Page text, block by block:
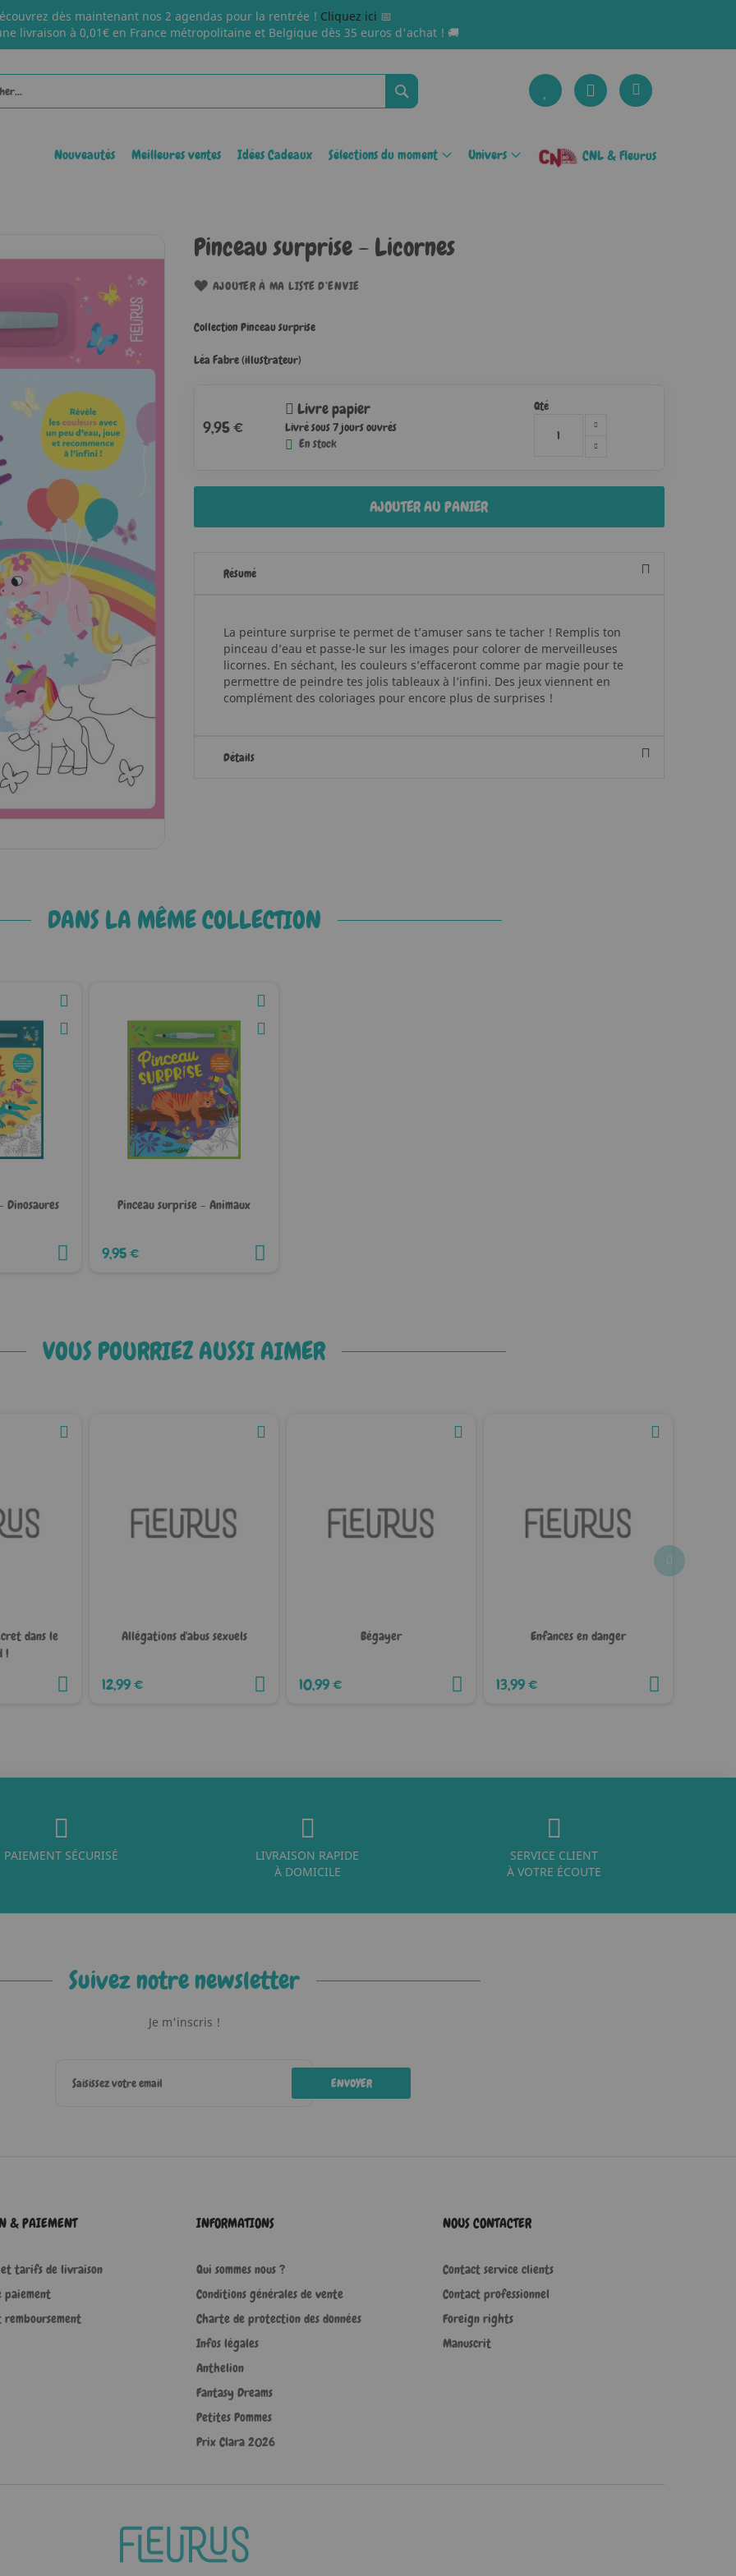
dès maintenant nos 2 agendas pour la rentrée ! Cliquez ici 📅
livraison à 0,01€ en France métropolitaine et Belgique dès 35 euros d'achat ! 🚚
Rechercher
Nouveautés Meilleures ventes Idées Cadeaux Sélections du moment Univers CNL & Fleurus
Pinceau surprise - Licornes
AJOUTER À MA LISTE D’ENVIE
Collection Pinceau surprise
Léa Fabre (illustrateur)
9,95 €
Livre papier
Livré sous 7 jours ouvrés
En stock
Qté
AJOUTER AU PANIER
Résumé
La peinture surprise te permet de t’amuser sans te tacher ! Remplis ton
pinceau d’eau et passe-le sur les images pour colorer de merveilleuses
licornes. En séchant, les couleurs s’effaceront comme par magie pour te
permettre de peindre tes jolis tableaux à l’infini. Des jeux viennent en
complément des coloriages pour encore plus de surprises !
Détails
DANS LA MÊME COLLECTION
Dinosaures Pinceau surprise - Animaux
9,95 €
VOUS POURRIEZ AUSSI AIMER
dans le
!
Allégations d'abus sexuels
12,99 €
Bégayer
10,99 €
Enfances en danger
13,99 €
PAIEMENT SÉCURISÉ
LIVRAISON RAPIDE
À DOMICILE
SERVICE CLIENT
À VOTRE ÉCOUTE
Suivez notre newsletter
Je m'inscris !
ENVOYER
& PAIEMENT
et tarifs de livraison
paiement
remboursement
INFORMATIONS
Qui sommes nous ?
Conditions générales de vente
Charte de protection des données
Infos légales
Anthelion
Fantasy Dreams
Petites Pommes
Prix Clara 2026
NOUS CONTACTER
Contact service clients
Contact professionnel
Foreign rights
Manuscrit